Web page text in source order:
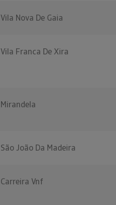
Vila Nova De Gaia
Vila Franca De Xira
Mirandela
São João Da Madeira
Carreira Vnf